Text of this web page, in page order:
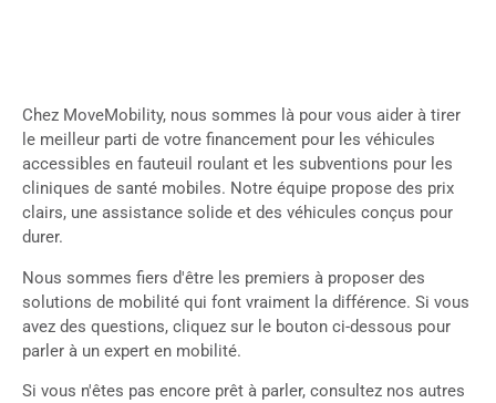
Chez MoveMobility, nous sommes là pour vous aider à tirer
le meilleur parti de votre financement pour les véhicules
accessibles en fauteuil roulant et les subventions pour les
cliniques de santé mobiles. Notre équipe propose des prix
clairs, une assistance solide et des véhicules conçus pour
durer.
Nous sommes fiers d'être les premiers à proposer des
solutions de mobilité qui font vraiment la différence. Si vous
avez des questions, cliquez sur le bouton ci-dessous pour
parler à un expert en mobilité.
Si vous n'êtes pas encore prêt à parler, consultez nos autres